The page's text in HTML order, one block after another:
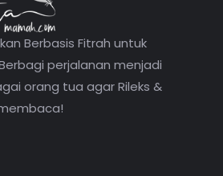
Berbasis Fitrah untuk
perjalanan menjadi
orang tua agar Rileks &